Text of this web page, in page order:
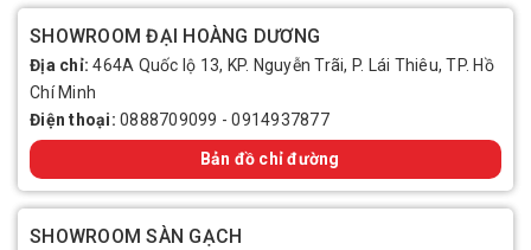
SHOWROOM ĐẠI HOÀNG DƯƠNG
Địa chỉ:464A Quốc lộ 13, KP. Nguyễn Trãi, P. Lái Thiêu, TP. Hồ
Chí Minh
Điện thoại: 0888709099 -0914937877
Bản đồ chỉ đường
SHOWROOM SÀN GẠCH